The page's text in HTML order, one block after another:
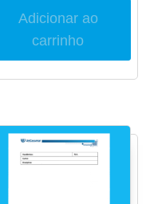
Adicionar ao
carrinho